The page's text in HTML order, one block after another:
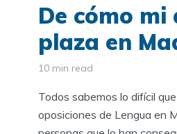
De cómo
plaza en
10 min read
Todos sabemos lo difícil
oposiciones de Lengua en